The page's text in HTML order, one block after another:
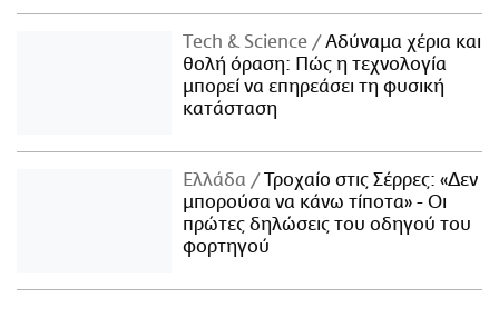
Τech & Science
Αδύναμα χέρια και
θολή όραση: Πώς η τεχνολογία
μπορεί να επηρεάσει τη φυσική
κατάσταση
Ελλάδα
Τροχαίο στις Σέρρες: «Δεν
μπορούσα να κάνω τίποτα» - Οι
πρώτες δηλώσεις του οδηγού του
φορτηγού